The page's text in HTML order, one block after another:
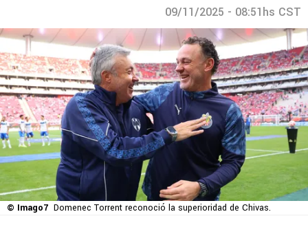
09/11/2025 - 08:51hs CST
© Imago7 Domenec Torrent reconoció la superioridad de Chivas.